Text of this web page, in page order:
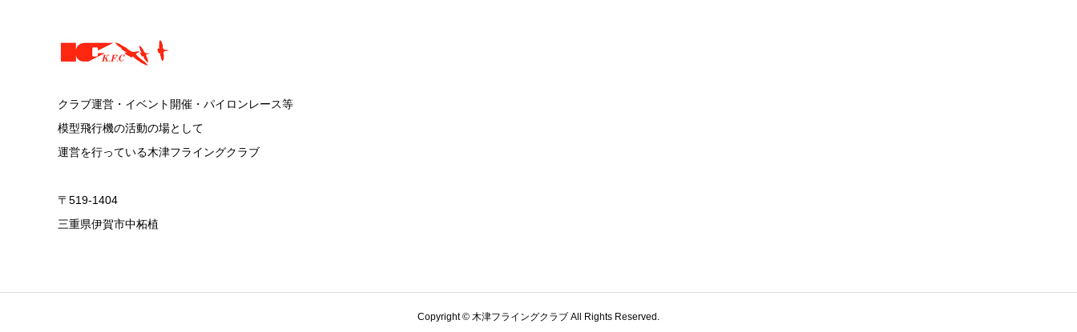
クラブ運営・イベント開催・パイロンレース等
模型飛行機の活動の場として
運営を行っている木津フライングクラブ
〒519-1404
三重県伊賀市中柘植
Copyright © 木津フライングクラブ All Rights Reserved.